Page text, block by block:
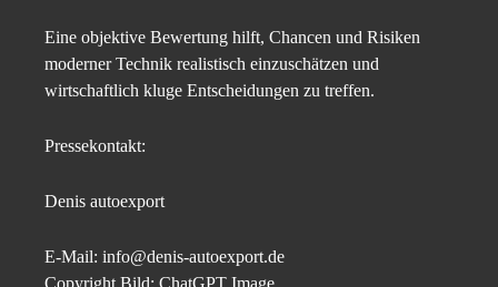
Eine objektive Bewertung hilft, Chancen und Risiken
moderner Technik realistisch einzuschätzen und
wirtschaftlich kluge Entscheidungen zu treffen.
Pressekontakt:
Denis autoexport
E-Mail: info@denis-autoexport.de
Copyright Bild: ChatGPT Image